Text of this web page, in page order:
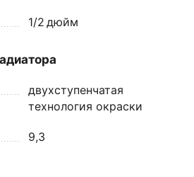
1/2 дюйм
двухступенчатая
технология окраски
9,3